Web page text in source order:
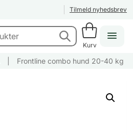
Tilmeld nyhedsbrev
Kurv
Frontline combo hund 20-40 kg